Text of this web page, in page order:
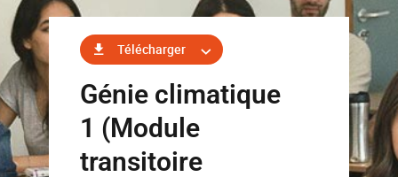
Télécharger
Génie climatique
1 (Module
transitoire